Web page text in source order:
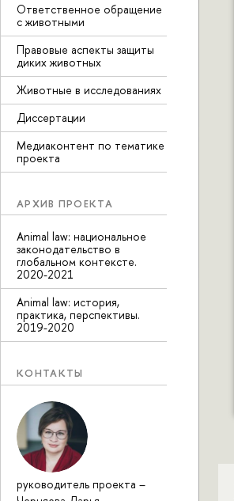
Ответственное обращение
с животными
Правовые аспекты защиты
диких животных
Животные в исследованиях
Диссертации
Медиаконтент по тематике
проекта
АРХИВ ПРОЕКТА
Animal law: национальное
законодательство в
глобальном контексте.
2020-2021
Animal law: история,
практика, перспективы.
2019-2020
КОНТАКТЫ
руководитель проекта –